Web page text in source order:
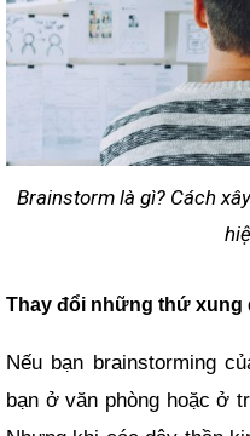
Brainstorm là gì? Cách
Thay đổi những thứ xung
Nếu bạn brainstorming
bạn ở văn phòng hoặc ở